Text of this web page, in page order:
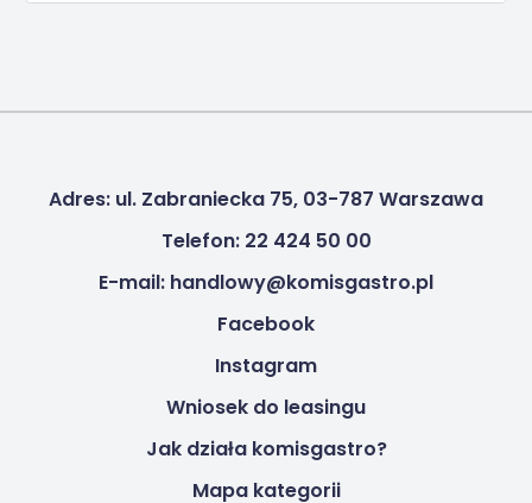
Adres: ul. Zabraniecka 75, 03-787 Warszawa
Telefon: 22 424 50 00
E-mail: handlowy@komisgastro.pl
Facebook
Instagram
Wniosek do leasingu
Jak działa komisgastro?
Mapa kategorii